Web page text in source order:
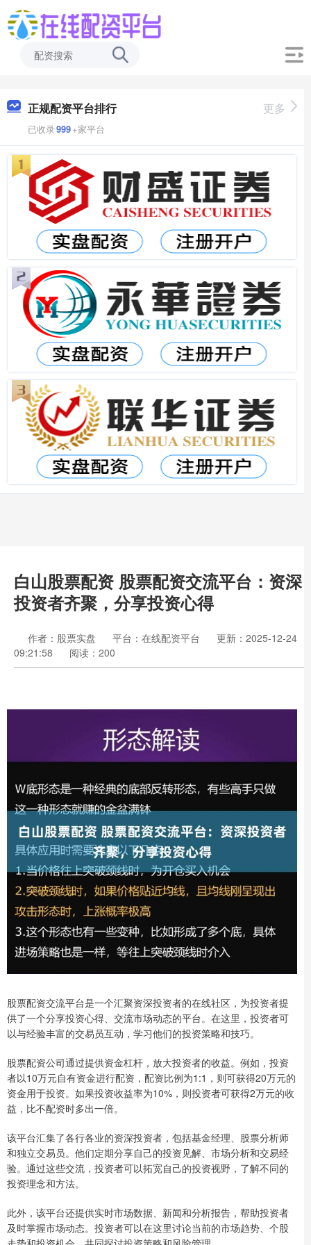
正规配资平台排行
已收录999+家平台
更多
白山股票配资 股票配资交流平台：资深
投资者齐聚，分享投资心得
作者：股票实盘 平台：在线配资平台
更新：2025-12-24
09:21:58
阅读：200
股票配资交流平台是一个汇聚资深投资者的在线社区，为投资者提
供了一个分享投资心得、交流市场动态的平台。在这里，投资者可
以与经验丰富的交易员互动，学习他们的投资策略和技巧。
股票配资公司通过提供资金杠杆，放大投资者的收益。例如，投资
者以10万元自有资金进行配资，配资比例为1:1，则可获得20万元的
资金用于投资。如果投资收益率为10%，则投资者可获得2万元的收
益，比不配资时多出一倍。
该平台汇集了各行各业的资深投资者，包括基金经理、股票分析师
和独立交易员。他们定期分享自己的投资见解、市场分析和交易经
验。通过这些交流，投资者可以拓宽自己的投资视野，了解不同的
投资理念和方法。
此外，该平台还提供实时市场数据、新闻和分析报告，帮助投资者
及时掌握市场动态。投资者可以在这里讨论当前的市场趋势、个股